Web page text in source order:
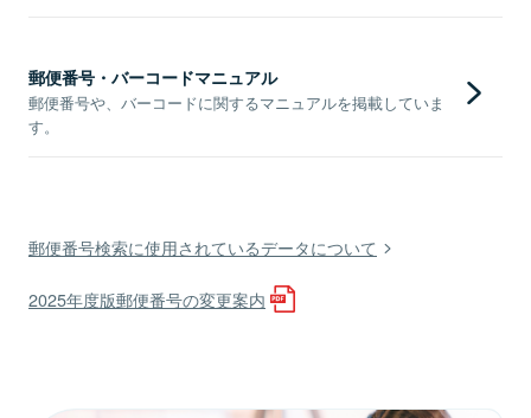
郵便番号・バーコードマニュアル
郵便番号や、バーコードに関するマニュアルを掲載していま
す。
郵便番号検索に使用されているデータについて
2025年度版郵便番号の変更案内